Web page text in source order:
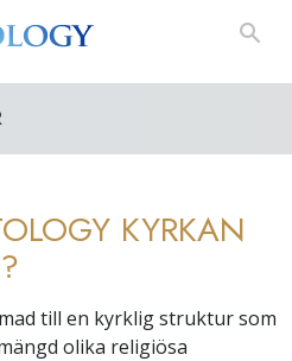
KYRKAN
till en kyrklig struktur som
olika religiösa